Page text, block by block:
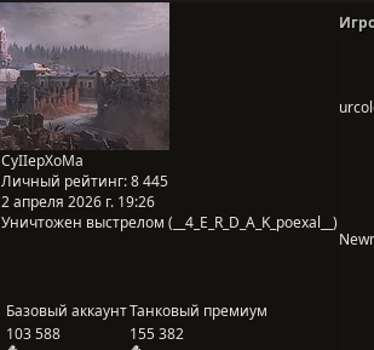
CyIIepXoMa
Личный рейтинг:8 445
2 апреля 2026 г. 19:26
Уничтожен выстрелом (__4_E_R_D_A_K_poexal__)
Базовый аккаунтТанковый премиум
103 588 155 382